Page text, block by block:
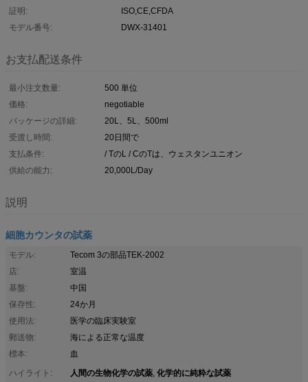
証明:
ISO,CE,CFDA
モデル番号:
DWX-31401
お支払配送条件
最小注文数量:
500 単位
価格:
negotiable
パッケージの詳細:
20L、5L、500ml
受渡し時間:
20日間で
支払条件:
/ TのL / CのTは、ウェスタンユニオン
供給の能力:
20,000L/Day
説明
細胞カウンタの試薬
モデル:
Tecom 3の部品TEK-2002
店:
室温
基盤:
中国
保存性:
24か月
使用法:
医学の臨床実験室
郵送物:
海による正常な温度
標本:
血
ハイライト:
人間の生物化学の試薬, 化学的に純粋な試薬